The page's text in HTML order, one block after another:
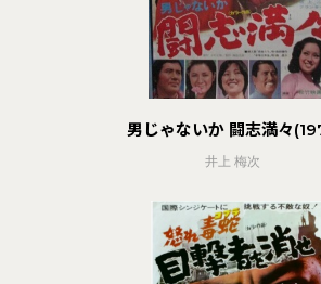
男じゃないか 闘志満々
井上 梅次